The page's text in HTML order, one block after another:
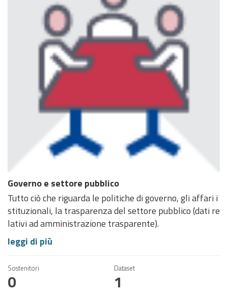
Governo e settore pubblico
Tutto ciò che riguarda le politiche di governo, gli affari i
stituzionali, la trasparenza del settore pubblico (dati re
lativi ad amministrazione trasparente).
leggi di più
Sostenitori
0
Dataset
1